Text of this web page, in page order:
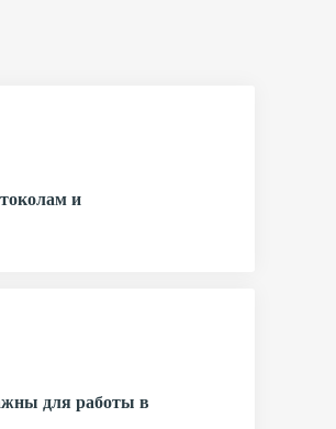
и
для работы в